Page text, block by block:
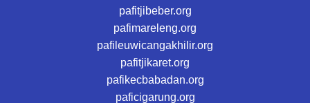
pafitjibeber.org
pafimareleng.org
pafileuwicangakhilir.org
pafitjikaret.org
pafikecbabadan.org
paficigarung.org